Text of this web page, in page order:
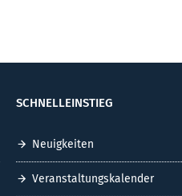
SCHNELLEINSTIEG
Neuigkeiten
Veranstaltungskalender